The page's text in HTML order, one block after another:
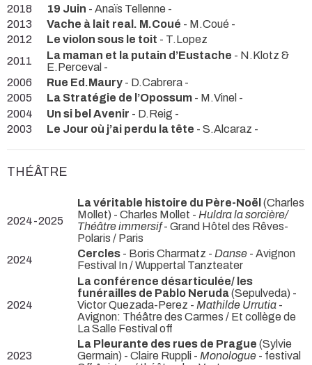
2018
19 Juin - Anaïs Tellenne -
2013
Vache à lait real. M.Coué - M.Coué -
2012
Le violon sous le toit - T.Lopez
2011
La maman et la putain d’Eustache - N.Klotz &
E.Perceval -
2006
Rue Ed.Maury - D.Cabrera -
2005
La Stratégie de l’Opossum - M.Vinel -
2004
Un si bel Avenir - D.Reig -
2003
Le Jour où j’ai perdu la tête - S.Alcaraz -
THÉÂTRE
2024-2025
La véritable histoire du Père-Noël (Charles
Mollet) - Charles Mollet - Huldra la sorcière/
Théâtre immersif- Grand Hôtel des Rêves-
Polaris / Paris
2024
Cercles - Boris Charmatz - Danse - Avignon
Festival In / Wuppertal Tanzteater
2024
La conférence désarticulée/ les
funérailles de Pablo Neruda(Sepulveda) -
Victor Quezada-Perez - Mathilde Urrutia -
Avignon: Théâtre des Carmes / Et collège de
La Salle Festival off
2023
La Pleurante des rues de Prague (Sylvie
Germain) - Claire Ruppli - Monologue - festival